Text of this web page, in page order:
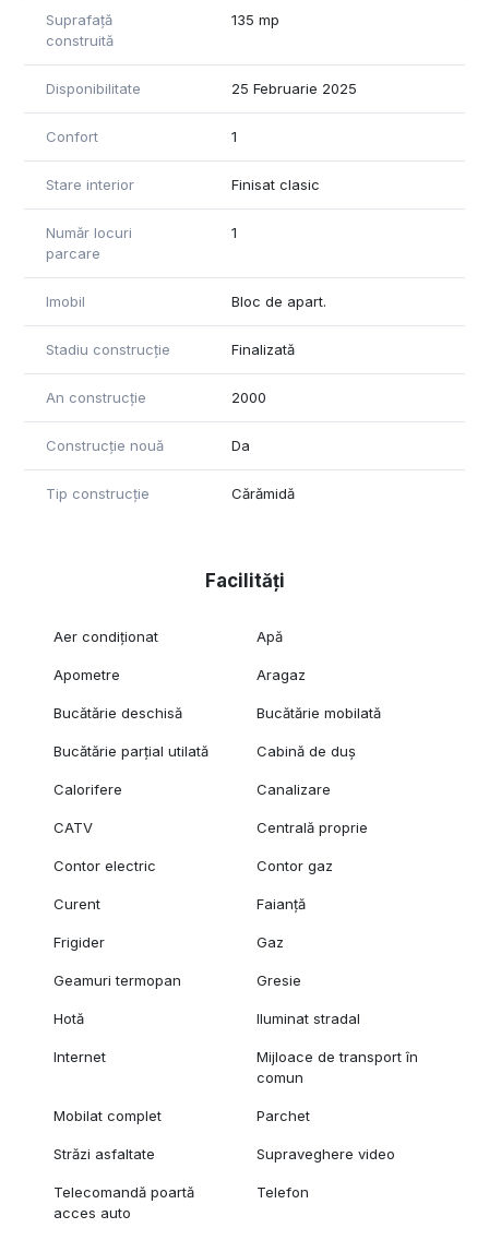
Suprafață
construită
135 mp
Disponibilitate 25 Februarie 2025
Confort 1
Stare interior Finisat clasic
Număr locuri
parcare
1
Imobil Bloc de apart.
Stadiu construcție Finalizată
An construcție 2000
Construcție nouă Da
Tip construcție Cărămidă
Facilități
Aer condiționat Apă
Apometre Aragaz
Bucătărie deschisă Bucătărie mobilată
Bucătărie parțial utilată Cabină de duș
Calorifere Canalizare
CATV Centrală proprie
Contor electric Contor gaz
Curent Faianță
Frigider Gaz
Geamuri termopan Gresie
Hotă Iluminat stradal
Internet
Mijloace de transport în
comun
Mobilat complet Parchet
Străzi asfaltate Supraveghere video
Telecomandă poartă
acces auto
Telefon